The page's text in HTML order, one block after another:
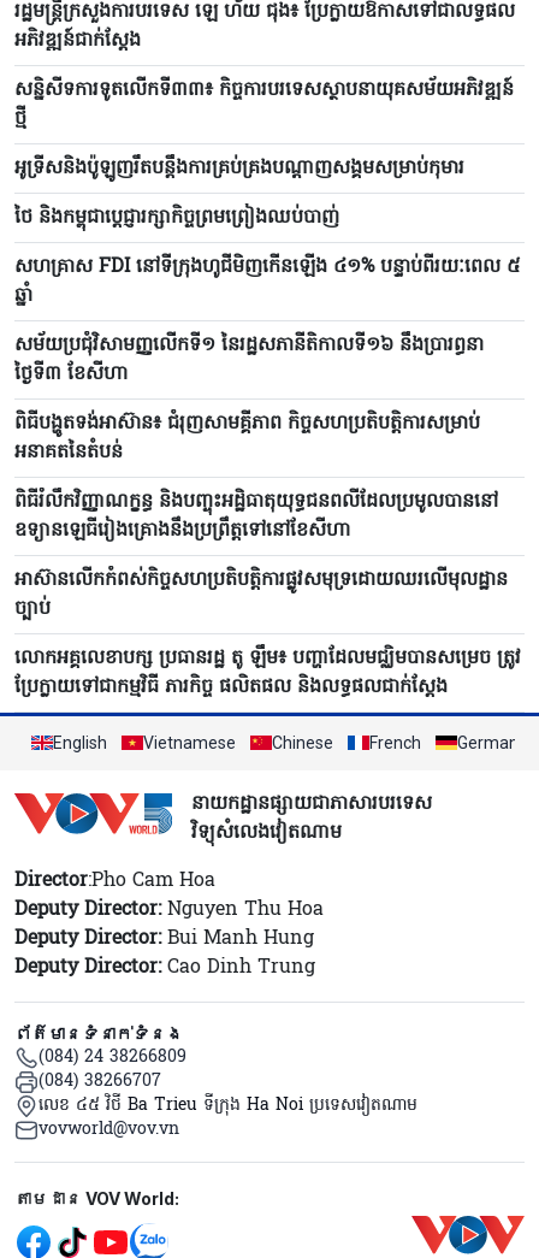
រដ្ឋមន្ត្រីក្រសួងការបរទេស ឡេ ហ័យ ជុង៖ ប្រែក្លាយឱកាសទៅជាលទ្ធផល
អភិវឌ្ឍន៍ជាក់ស្តែង
សន្និសីទការទូតលើកទី៣៣៖ កិច្ចការបរទេសស្ថាបនាយុគសម័យអភិវឌ្ឍន៍
ថ្មី
អូទ្រីសនិងប៉ូឡូញរឹតបន្តឹងការគ្រប់គ្រងបណ្តាញសង្គមសម្រាប់កុមារ
ថៃ និងកម្ពុជាប្តេជ្ញារក្សាកិច្ចព្រមព្រៀងឈប់បាញ់
សហគ្រាស FDI នៅទីក្រុងហូជីមិញកើនឡើង ៤១% បន្ទាប់ពីរយៈពេល ៥
ឆ្នាំ
សម័យប្រជុំវិសាមញ្ញលើកទី១ នៃរដ្ឋសភានីតិកាលទី១៦ នឹងប្រារព្ធនា
ថ្ងៃទី៣ ខែសីហា
ពិធីបង្ហូតទង់អាស៊ាន៖ ជំរុញសាមគ្គីភាព កិច្ចសហប្រតិបត្តិការសម្រាប់
អនាគតនៃតំបន់
ពិធីរំលឹកវិញ្ញាណក្ខន្ធ និងបញ្ចុះអដ្ឋិធាតុយុទ្ធជនពលីដែលប្រមូលបាននៅ
ឧទ្យានឡេធីរៀងគ្រោងនឹងប្រព្រឹត្តទៅនៅខែសីហា
អាស៊ានលើកកំពស់កិច្ចសហប្រតិបត្តិការផ្លូវសមុទ្រដោយឈរលើមុលដ្ឋាន
ច្បាប់
លោក​អគ្គលេខាបក្ស ប្រធានរដ្ឋ តូ ឡឹម៖ បញ្ហាដែលមជ្ឈិមបាន​សម្រេច ត្រូវ
ប្រែ​ក្លាយ​ទៅ​ជាកម្មវិធី ភារកិច្ច ផលិតផល និងលទ្ធផលជាក់ស្តែង
English Vietnamese Chinese French German
នាយកដ្ឋានផ្សាយជាភាសារបរទេស
វិទ្យុសំលេងវៀតណាម
Director:Pho Cam Hoa
Deputy Director:Nguyen Thu Hoa
Deputy Director:Bui Manh Hung
Deputy Director:Cao Dinh Trung
ព័ត៌មានទំនាក់ទំនង
(084) 24 38266809
(084) 38266707
លេខ ៤៥ វិថី Ba Trieu ទីក្រុង Ha Noi ប្រទេសវៀតណាម
vovworld@vov.vn
Mạng xã hội
តាមដាន VOV World: